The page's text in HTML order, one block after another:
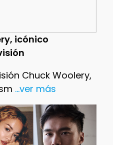
icónico
Chuck Woolery,
...ver más